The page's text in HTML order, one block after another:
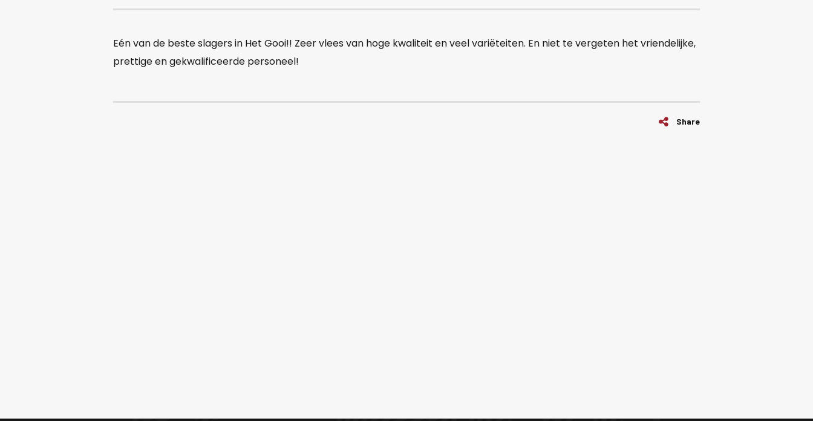
Eén van de beste slagers in Het Gooi!! Zeer vlees van hoge kwaliteit en veel variëteiten. En niet te vergeten het vriendelijke,
prettige en gekwalificeerde personeel!
Share